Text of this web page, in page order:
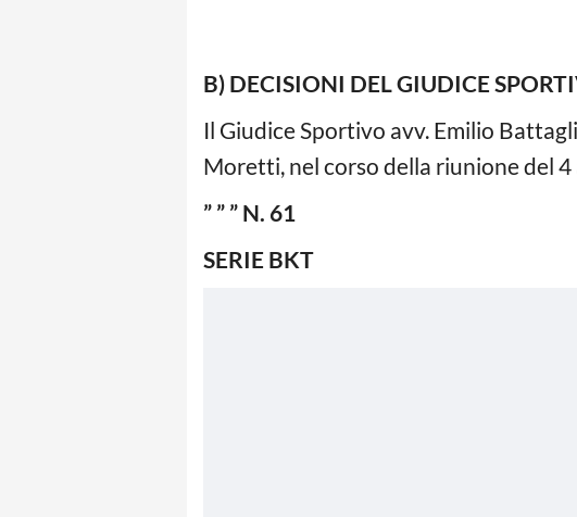
B) DECISIONI DEL GIUDICE
Il Giudice Sportivo avv. Emilio
Moretti, nel corso della riunione del
” ” ” N. 61
SERIE BKT